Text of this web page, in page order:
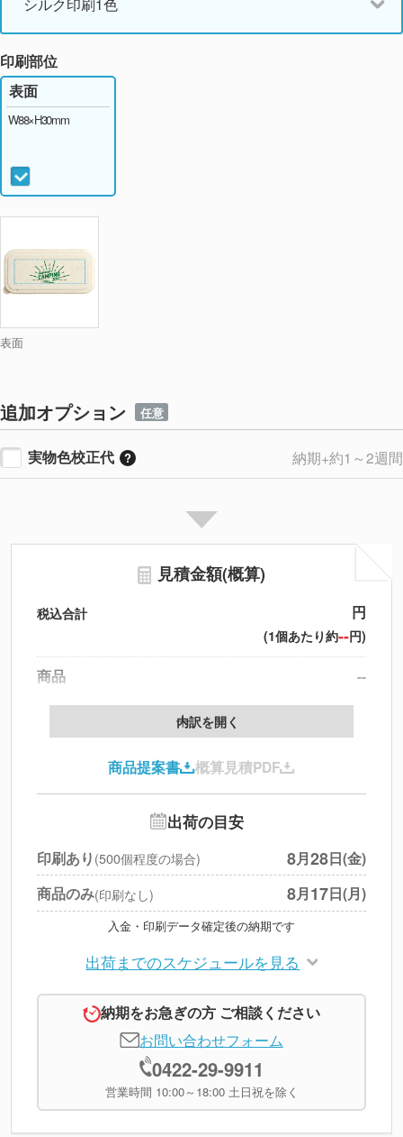
印刷部位
表面
表面
W88×H30mm
追加オプション 任意
実物色校正代 納期+約1～2週間
見積金額(概算)
税込合計 円
(1個あたり約--円)
商品
--
製版代
印刷代
北海道・沖縄・離島 別途
円
※上記小計は税別です
内訳を開く
商品提案書 概算見積PDF
出荷の目安
印刷あり (500個程度の場合) 8月28日(金)
商品のみ(印刷なし) 8月17日(月)
入金・印刷データ確定後の納期です
出荷までのスケジュールを見る
納期をお急ぎの方 ご相談ください
お問い合わせフォーム
0422-29-9911
営業時間 10:00～18:00 土日祝を除く